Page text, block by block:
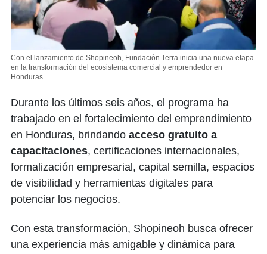
Con el lanzamiento de Shopineoh, Fundación Terra inicia una nueva etapa
en la transformación del ecosistema comercial y emprendedor en
Honduras.
Durante los últimos seis años, el programa ha
trabajado en el fortalecimiento del emprendimiento
en Honduras, brindando acceso gratuito a
capacitaciones, certificaciones internacionales,
formalización empresarial, capital semilla, espacios
de visibilidad y herramientas digitales para
potenciar los negocios.
Con esta transformación, Shopineoh busca ofrecer
una experiencia más amigable y dinámica para